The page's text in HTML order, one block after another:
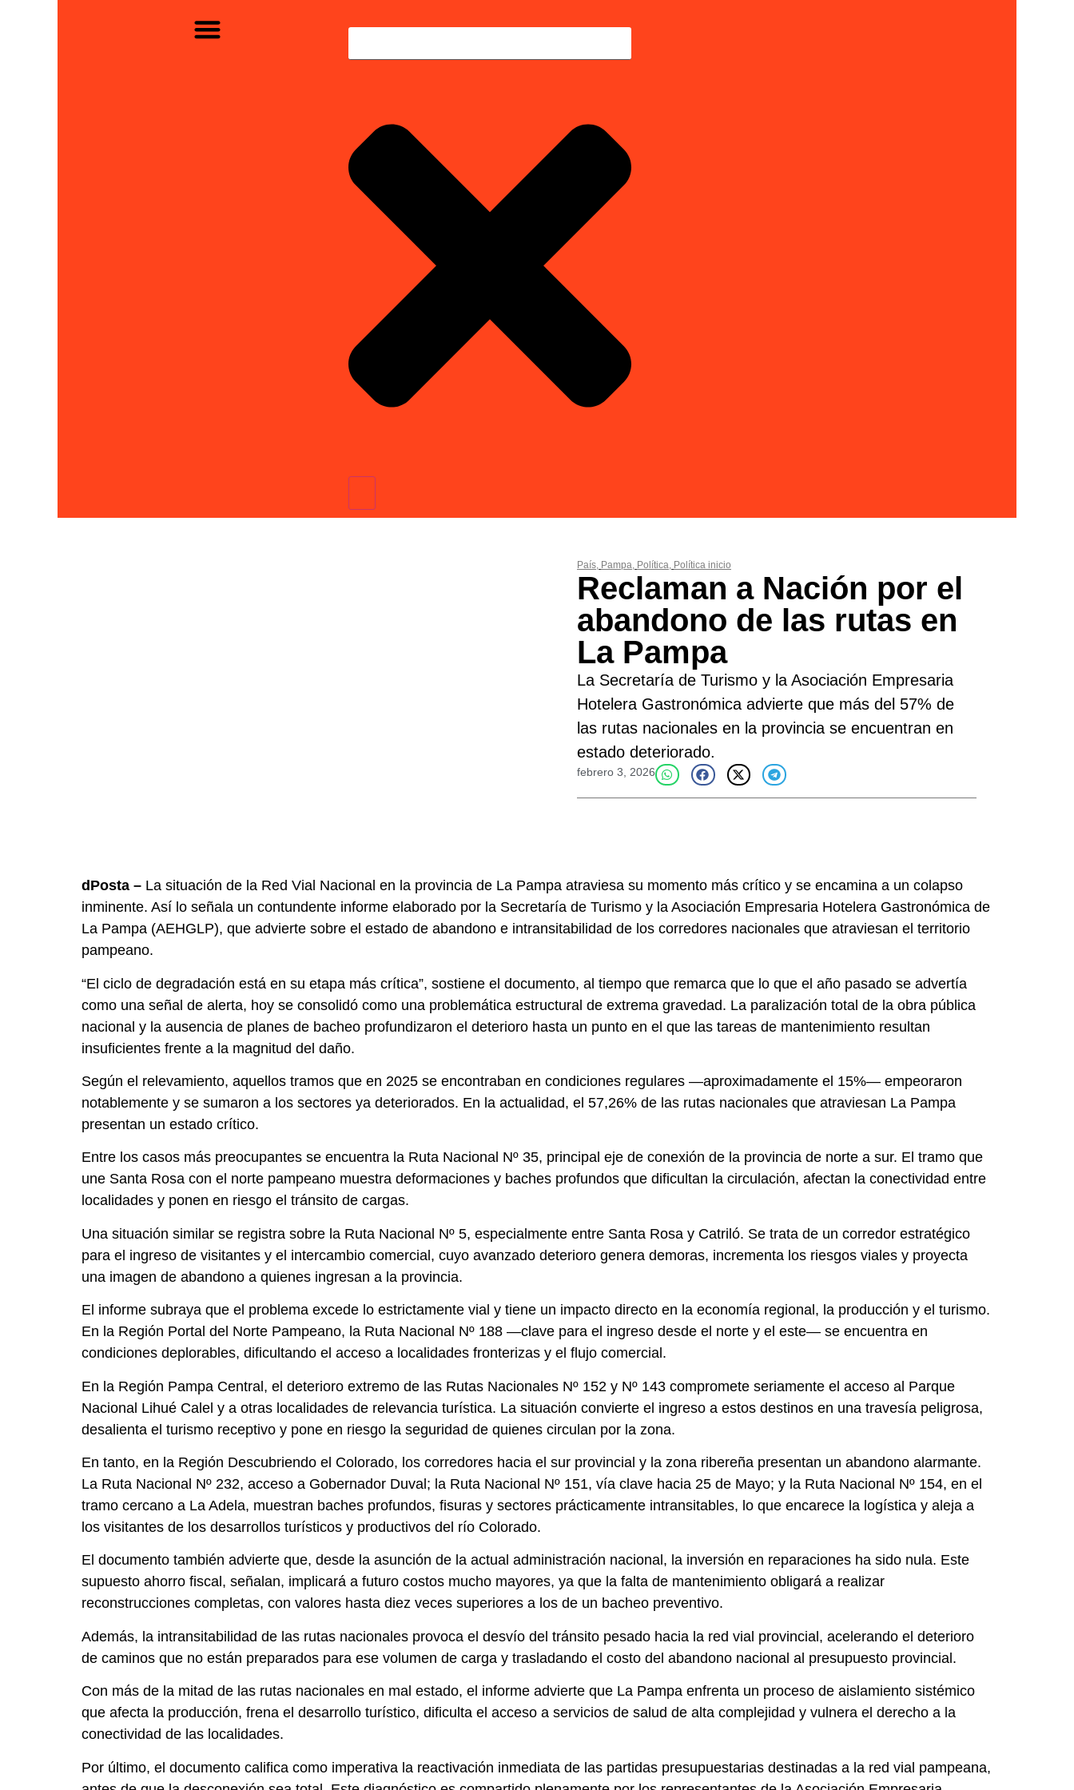
País, Pampa, Política, Política inicio
Reclaman a Nación por el
abandono de las rutas en
La Pampa
La Secretaría de Turismo y la Asociación Empresaria
Hotelera Gastronómica advierte que más del 57% de
las rutas nacionales en la provincia se encuentran en
estado deteriorado.
febrero 3, 2026
dPosta – La situación de la Red Vial Nacional en la provincia de La Pampa atraviesa su momento más crítico y se encamina a un colapso
inminente. Así lo señala un contundente informe elaborado por la Secretaría de Turismo y la Asociación Empresaria Hotelera Gastronómica de
La Pampa (AEHGLP), que advierte sobre el estado de abandono e intransitabilidad de los corredores nacionales que atraviesan el territorio
pampeano.
“El ciclo de degradación está en su etapa más crítica”, sostiene el documento, al tiempo que remarca que lo que el año pasado se advertía
como una señal de alerta, hoy se consolidó como una problemática estructural de extrema gravedad. La paralización total de la obra pública
nacional y la ausencia de planes de bacheo profundizaron el deterioro hasta un punto en el que las tareas de mantenimiento resultan
insuficientes frente a la magnitud del daño.
Según el relevamiento, aquellos tramos que en 2025 se encontraban en condiciones regulares —aproximadamente el 15%— empeoraron
notablemente y se sumaron a los sectores ya deteriorados. En la actualidad, el 57,26% de las rutas nacionales que atraviesan La Pampa
presentan un estado crítico.
Entre los casos más preocupantes se encuentra la Ruta Nacional Nº 35, principal eje de conexión de la provincia de norte a sur. El tramo que
une Santa Rosa con el norte pampeano muestra deformaciones y baches profundos que dificultan la circulación, afectan la conectividad entre
localidades y ponen en riesgo el tránsito de cargas.
Una situación similar se registra sobre la Ruta Nacional Nº 5, especialmente entre Santa Rosa y Catriló. Se trata de un corredor estratégico
para el ingreso de visitantes y el intercambio comercial, cuyo avanzado deterioro genera demoras, incrementa los riesgos viales y proyecta
una imagen de abandono a quienes ingresan a la provincia.
El informe subraya que el problema excede lo estrictamente vial y tiene un impacto directo en la economía regional, la producción y el turismo.
En la Región Portal del Norte Pampeano, la Ruta Nacional Nº 188 —clave para el ingreso desde el norte y el este— se encuentra en
condiciones deplorables, dificultando el acceso a localidades fronterizas y el flujo comercial.
En la Región Pampa Central, el deterioro extremo de las Rutas Nacionales Nº 152 y Nº 143 compromete seriamente el acceso al Parque
Nacional Lihué Calel y a otras localidades de relevancia turística. La situación convierte el ingreso a estos destinos en una travesía peligrosa,
desalienta el turismo receptivo y pone en riesgo la seguridad de quienes circulan por la zona.
En tanto, en la Región Descubriendo el Colorado, los corredores hacia el sur provincial y la zona ribereña presentan un abandono alarmante.
La Ruta Nacional Nº 232, acceso a Gobernador Duval; la Ruta Nacional Nº 151, vía clave hacia 25 de Mayo; y la Ruta Nacional Nº 154, en el
tramo cercano a La Adela, muestran baches profundos, fisuras y sectores prácticamente intransitables, lo que encarece la logística y aleja a
los visitantes de los desarrollos turísticos y productivos del río Colorado.
El documento también advierte que, desde la asunción de la actual administración nacional, la inversión en reparaciones ha sido nula. Este
supuesto ahorro fiscal, señalan, implicará a futuro costos mucho mayores, ya que la falta de mantenimiento obligará a realizar
reconstrucciones completas, con valores hasta diez veces superiores a los de un bacheo preventivo.
Además, la intransitabilidad de las rutas nacionales provoca el desvío del tránsito pesado hacia la red vial provincial, acelerando el deterioro
de caminos que no están preparados para ese volumen de carga y trasladando el costo del abandono nacional al presupuesto provincial.
Con más de la mitad de las rutas nacionales en mal estado, el informe advierte que La Pampa enfrenta un proceso de aislamiento sistémico
que afecta la producción, frena el desarrollo turístico, dificulta el acceso a servicios de salud de alta complejidad y vulnera el derecho a la
conectividad de las localidades.
Por último, el documento califica como imperativa la reactivación inmediata de las partidas presupuestarias destinadas a la red vial pampeana,